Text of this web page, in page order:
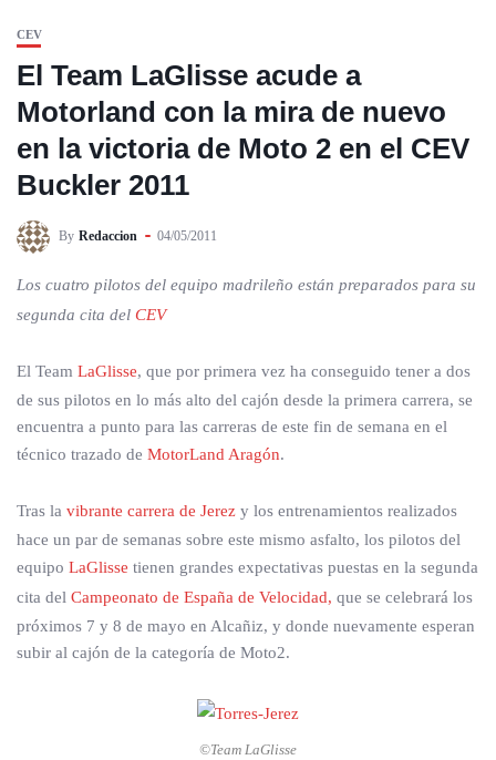
CEV
El Team LaGlisse acude a
Motorland con la mira de nuevo
en la victoria de Moto 2 en el CEV
Buckler 2011
By Redaccion 04/05/2011
Los cuatro pilotos del equipo madrileño están preparados para su
segunda cita del CEV
El Team LaGlisse, que por primera vez ha conseguido tener a dos
de sus pilotos en lo más alto del cajón desde la primera carrera, se
encuentra a punto para las carreras de este fin de semana en el
técnico trazado de MotorLand Aragón.
Tras la vibrante carrera de Jerez y los entrenamientos realizados
hace un par de semanas sobre este mismo asfalto, los pilotos del
equipo LaGlisse tienen grandes expectativas puestas en la segunda
cita del Campeonato de España de Velocidad, que se celebrará los
próximos 7 y 8 de mayo en Alcañiz, y donde nuevamente esperan
subir al cajón de la categoría de Moto2.
©Team LaGlisse